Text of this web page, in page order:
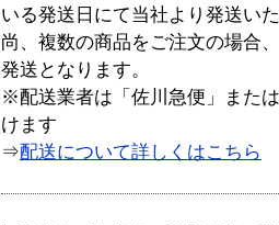
いる発送日にて当社より発送い
尚、複数の商品をご注文の場合
発送となります。
※配送業者は「佐川急便」また
けます
⇒配送について詳しくはこちら